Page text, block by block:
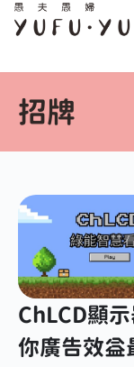
跳
主
要
內
招牌
ChLCD顯
你廣告效益